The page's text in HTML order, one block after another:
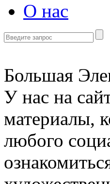
О нас
Большая
У нас на
материалы,
любого